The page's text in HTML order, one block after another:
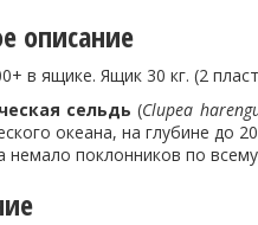
описание
в ящике. Ящик 30 кг. (2
сельдь (Clupea
океана, на глубине до
немало поклонников по